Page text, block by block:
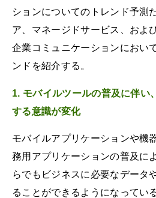
ションについてのトレンド予測
ア、マネージドサービス、およ
企業コミュニケーションにおい
ンドを紹介する。
1. モバイルツールの普及に伴い
する意識が変化
モバイルアプリケーションや機
務用アプリケーションの普及に
らでもビジネスに必要なデータ
ることができるようになってい